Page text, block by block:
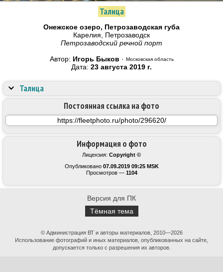
Талица
Онежское озеро, Петрозаводская губа
Карелия, Петрозаводск
Петрозаводский речной порт
Автор: Игорь Быков · Московская область
Дата: 23 августа 2019 г.
Информация о фото
Лицензия: Copyright ©
Опубликовано 07.09.2019 09:25 MSK
Просмотров — 1104
Постоянная ссылка на фото
Талица
Версия для ПК
Тёмная тема
© Администрация ВТ и авторы материалов, 2010—2026
Использование фотографий и иных материалов, опубликованных на сайте,
допускается только с разрешения их авторов.